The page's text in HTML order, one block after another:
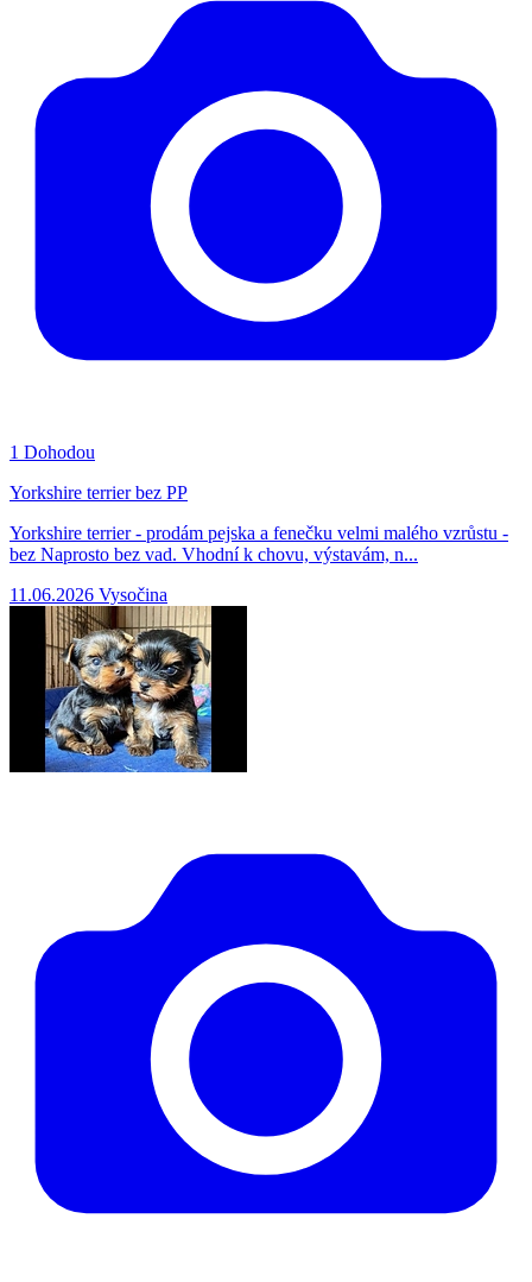
1 Dohodou
Yorkshire terrier bez PP
Yorkshire terrier - prodám pejska a fenečku velmi malého vzrůstu -
bez Naprosto bez vad. Vhodní k chovu, výstavám, n...
11.06.2026 Vysočina